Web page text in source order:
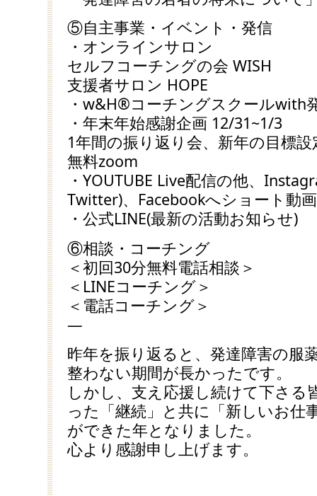
⑤自主事業・イベント・発信
・オンラインサロン
セルフコーチングの会 WISH
支援者サロン HOPE
・w&H®コーチングスクールwith
・年末年始感謝企画 12/31~1/3
1年間の振り返り会、新年の目標
無料zoom
・YOUTUBE Live配信の他、
Twitter)、Facebookへショート動
・公式LINE(最新の活動お知らせ)
⑥相談・コーチング
＜初回30分無料電話相談＞
＜LINEコーチング＞
＜電話コーチング＞
—
昨年を振り返ると、発達障害の服
整わない期間が長かったです。
しかし、支え応援し続けて下さる
った「継続」と共に「新しいお仕
ができた年となりました。
心より感謝申し上げます。